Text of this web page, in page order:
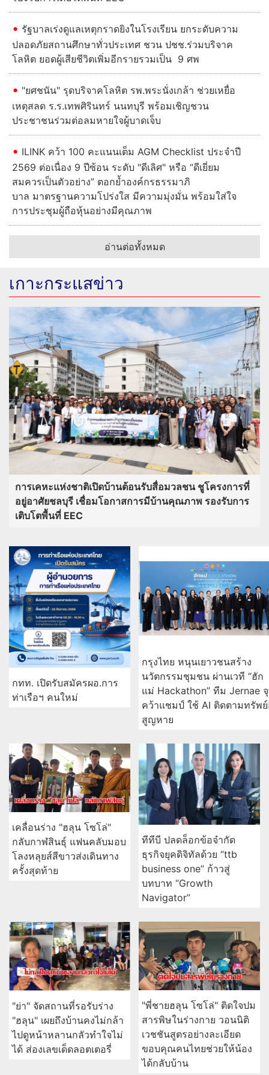
รัฐบาลเร่งดูแลเหตุกราดยิงในโรงเรียน ยกระดับความ
ปลอดภัยสถานศึกษาทั่วประเทศ ชวน ปชช.ร่วมบริจาค
โลหิต ยอดผู้เสียชีวิตเพิ่มอีกรายรวมเป็น 9 ศพ
"ยศชนัน" รุดบริจาคโลหิต รพ.พระนั่งเกล้า ช่วยเหยื่อ
เหตุสลด ร.ร.เทพศิรินทร์ นนทบุรี พร้อมเชิญชวน
ประชาชนร่วมต่อลมหายใจผู้บาดเจ็บ
ILINK คว้า 100 คะแนนเต็ม AGM Checklist ประจำปี
2569 ต่อเนื่อง 9 ปีซ้อน ระดับ "ดีเลิศ" หรือ “ดีเยี่ยม
สมควรเป็นตัวอย่าง” ตอกย้ำองค์กรธรรมาภิ
บาล มาตรฐานความโปร่งใส มีความมุ่งมั่น พร้อมใส่ใจ
การประชุมผู้ถือหุ้นอย่างมีคุณภาพ
อ่านต่อทั้งหมด
เกาะกระแสข่าว
การเคหะแห่งชาติเปิดบ้านต้อนรับสื่อมวลชน ชูโครงการที่
อยู่อาศัยชลบุรี เชื่อมโอกาสการมีบ้านคุณภาพ รองรับการ
เติบโตพื้นที่ EEC
กทท. เปิดรับสมัครผอ.การ
ท่าเรือฯ คนใหม่
กรุงไทย หนุนเยาวชนสร้าง
นวัตกรรมชุมชน ผ่านเวที “ฮัก
แม่ Hackathon” ทีม Jernae
คว้าแชมป์ ใช้ AI ติดตามทรัพ
สูญหาย
เคลื่อนร่าง "ฮลุน โซโล่"
กลับกาฬสินธุ์ แฟนคลับมอบ
โลงหลุยส์สีขาวส่งเดินทาง
ครั้งสุดท้าย
ทีทีบี ปลดล็อกข้อจำกัด
ธุรกิจยุคดิจิทัลด้วย “ttb
business one” ก้าวสู่
บทบาท “Growth
Navigator”
"ย่า" จัดสถานที่รอรับร่าง
"ฮลุน" เผยถึงบ้านคงไม่กล้า
ไปดูหน้าหลานกลัวทำใจไม่
ได้ ส่องเลขเด็ดลอตเตอรี่
"พี่ชายฮลุน โซโล่" ติดใจปม
สารพิษในร่างกาย วอนนิติ
เวชชันสูตรอย่างละเอียด
ขอบคุณคนไทยช่วยให้น้อง
ได้กลับบ้าน